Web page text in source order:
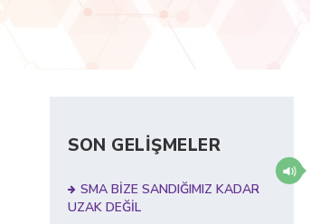
SON GELİŞMELER
SMA BİZE SANDIĞIMIZ KADAR
UZAK DEĞİL